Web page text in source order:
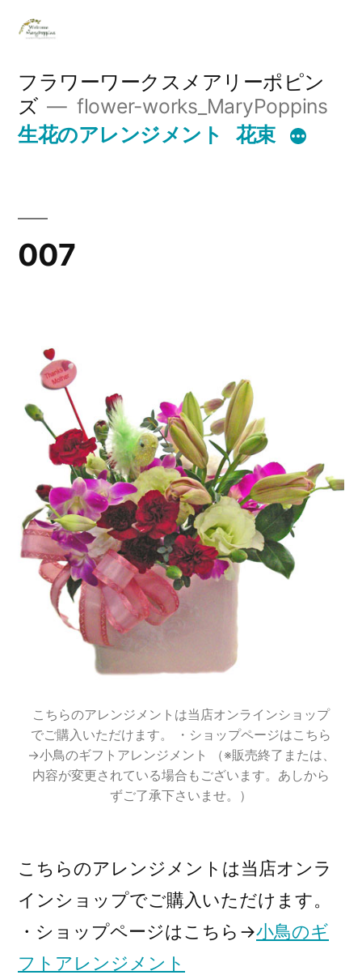
フラワーワークスメアリーポピン
ズ
flower-works_MaryPoppins
生花のアレンジメント
花束
007
こちらのアレンジメントは当店オンラインショップ
でご購入いただけます。 ・ショップページはこちら
→小鳥のギフトアレンジメント （※販売終了または、
内容が変更されている場合もございます。あしから
ずご了承下さいませ。）
こちらのアレンジメントは当店オンラ
インショップでご購入いただけます。
・ショップページはこちら→小鳥のギ
フトアレンジメント